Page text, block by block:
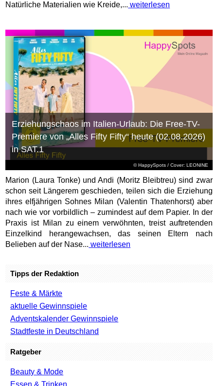
Natürliche Materialien wie Kreide,... weiterlesen
© HappySpots / Cover: LEONINE
Erziehungschaos im Italien-Urlaub: Die Free-TV-
Premiere von „Alles Fifty Fifty“ heute (02.08.2026)
in SAT.1
Marion (Laura Tonke) und Andi (Moritz Bleibtreu) sind zwar
schon seit Längerem geschieden, teilen sich die Erziehung
ihres elfjährigen Sohnes Milan (Valentin Thatenhorst) aber
nach wie vor vorbildlich – zumindest auf dem Papier. In der
Praxis ist Milan zu einem verwöhnten, treist auftretenden
Einzelkind herangewachsen, das seinen Eltern nach
Belieben auf der Nase... weiterlesen
Tipps der Redaktion
Feste & Märkte
aktuelle Gewinnspiele
Adventskalender Gewinnspiele
Stadtfeste in Deutschland
Ratgeber
Beauty & Mode
Essen & Trinken